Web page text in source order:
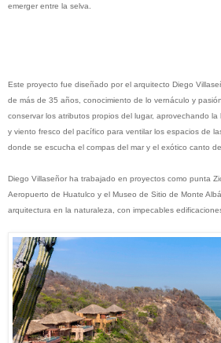
emerger entre la selva.
Este proyecto fue diseñado por el arquitecto Diego
de más de 35 años, conocimiento de lo vernáculo y
conservar los atributos propios del lugar, aprovechando
y viento fresco del pacífico para ventilar los espacios de
donde se escucha el compas del mar y el exótico canto
Diego Villaseñor ha trabajado en proyectos como punta
Aeropuerto de Huatulco y el Museo de Sitio de Monte
arquitectura en la naturaleza, con impecables